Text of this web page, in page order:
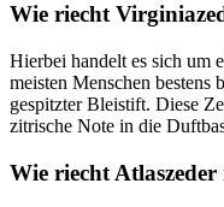
Wie riecht
Hierbei handelt es sich um
meisten Menschen
gespitzter Bleistift. Diese
zitrische Note in die
Wie riecht